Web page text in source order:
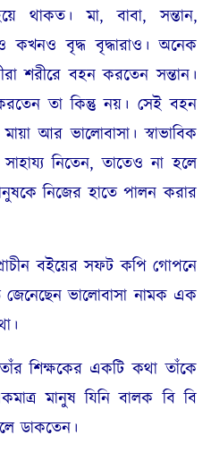
থাকত। মা, বাবা, সন্তান,
কখনও বৃদ্ধ বৃদ্ধারাও। অনেক
শরীরে বহন করতেন সন্তান।
তা কিন্তু নয়। সেই বহন
আর ভালোবাসা। স্বাভাবিক
নিতেন, তাতেও না হলে
নিজের হাতে পালন করার
বইয়ের সফট কপি গোপনে
জেনেছেন ভালোবাসা নামক এক
শিক্ষকের একটি কথা তাঁকে
মানুষ যিনি বালক বি বি
ডাকতেন।